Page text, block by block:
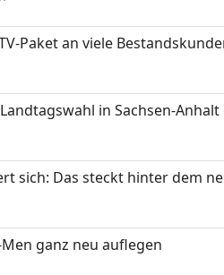
Paket an viele
in Sachsen-
sich: Das steckt hinter dem
ganz neu auflegen